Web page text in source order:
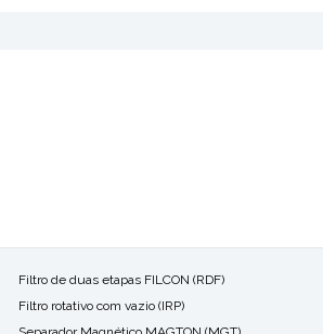
Filtro de duas etapas FILCON (RDF)
Filtro rotativo com vazio (IRP)